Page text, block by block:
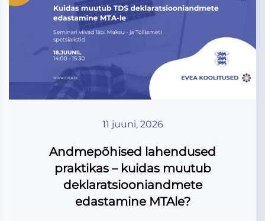
11 juuni, 2026
Andmepõhised lahendused
praktikas – kuidas muutub
deklaratsiooniandmete
edastamine MTAle?